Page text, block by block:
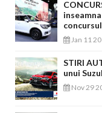
Jan 11
STIRI
unui
Nov 29